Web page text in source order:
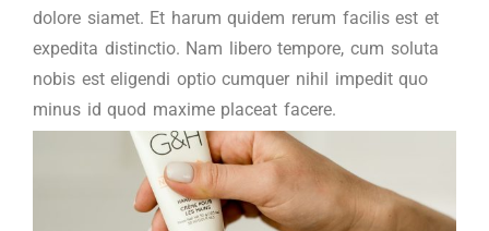
dolore siamet. Et harum quidem rerum facilis est et
expedita distinctio. Nam libero tempore, cum soluta
nobis est eligendi optio cumquer nihil impedit quo
minus id quod maxime placeat facere.